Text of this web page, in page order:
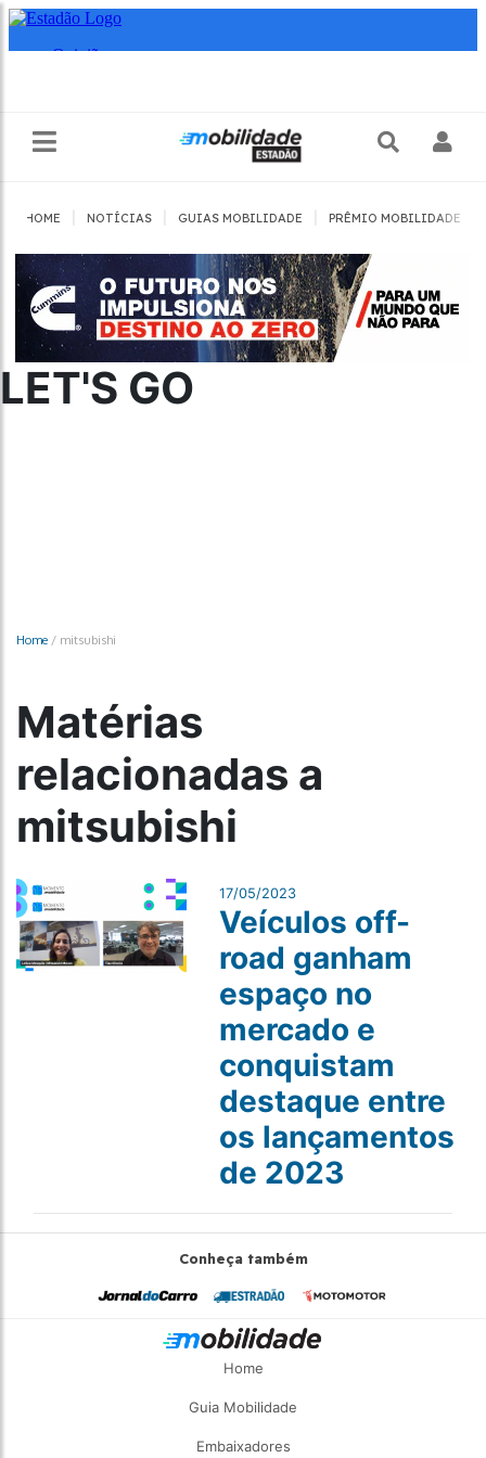
HOME NOTÍCIAS GUIAS MOBILIDADE PRÊMIO MOBILIDADE
LET'S GO
Home / mitsubishi
Matérias
relacionadas a
mitsubishi
17/05/2023
Veículos off-
road ganham
espaço no
mercado e
conquistam
destaque entre
os lançamentos
de 2023
Conheça também
Home
Guia Mobilidade
Embaixadores